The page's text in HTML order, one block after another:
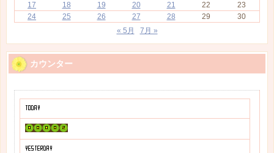
17
18 19 20 21 22
23
24
25 26 27 28 29
30
« 5月
7月 »
カウンター